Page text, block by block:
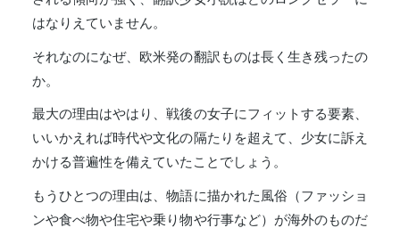
はなりえていません。
それなのになぜ、欧米発の翻訳ものは長く生き残ったの
か。
最大の理由はやはり、戦後の女子にフィットする要素、
いいかえれば時代や文化の隔たりを超えて、少女に訴え
かける普遍性を備えていたことでしょう。
もうひとつの理由は、物語に描かれた風俗（ファッショ
ンや食べ物や住宅や乗り物や行事など）が海外のものだ